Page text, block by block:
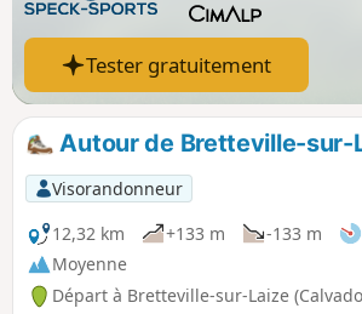
Tester gratuitement
Autour de Bretteville-sur-
Visorandonneur
12,32 km
+133 m -133 m
Moyenne
Départ à Bretteville-sur-Laize